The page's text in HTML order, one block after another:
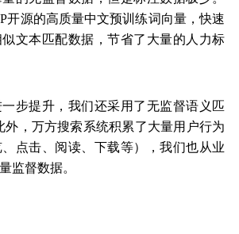
开源的高质量中文预训练词向量，快速
文本匹配数据，节省了大量的人力标
步提升，我们还采用了无监督语义匹
外，万方搜索系统积累了大量用户行为
点击、阅读、下载等），我们也从业
监督数据。